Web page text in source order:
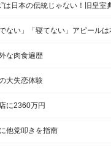
は日本の伝統じゃない！旧皇室
ない」「寝てない」アピール
な肉食遍歴
大失恋体験
に2360万円
他党叩きを指南